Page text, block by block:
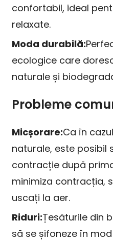
confortabil, ideal
relaxate.
Moda durabilă:
ecologice care
naturale și
Probleme
Micșorare:Ca în
naturale, este posibil
contracție după
minimiza contracția,
uscați la aer.
Riduri:Țesăturile din
să se șifoneze în